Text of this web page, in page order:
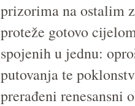
prizorima na ostalim
proteže gotovo
spojenih u jednu:
putovanja te
prerađeni renesansni